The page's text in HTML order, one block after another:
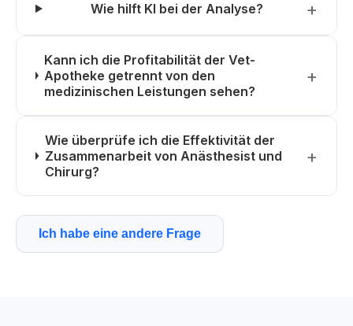
Wie hilft KI bei der Analyse?
Kann ich die Profitabilität der Vet-
Apotheke getrennt von den
medizinischen Leistungen sehen?
Wie überprüfe ich die Effektivität der
Zusammenarbeit von Anästhesist und
Chirurg?
Ich habe eine andere Frage